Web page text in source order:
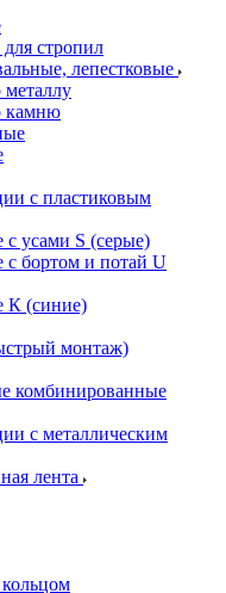
стропил
лепестковые
камню
с пластиковым
усами S (серые)
бортом и потай U
К (синие)
монтаж)
комбинированные
с металлическим
лента